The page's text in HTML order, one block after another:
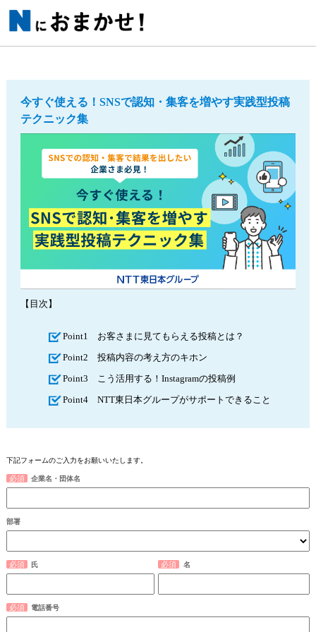
今すぐ使える！SNSで認知・集客を増やす実践型投稿
テクニック集
【目次】
Point1 お客さまに見てもらえる投稿とは？​
Point2 投稿内容の考え方のキホン​
Point3 こう活用する！Instagramの投稿例​
Point4 NTT東日本グループがサポートできること
下記フォームのご入力をお願いいたします。
企業名・団体名
部署
氏 名
電話番号